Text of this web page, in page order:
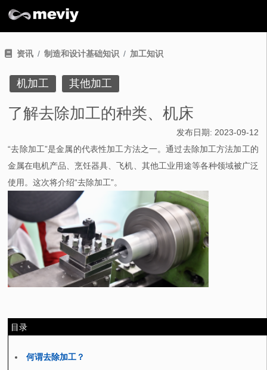
资讯 制造和设计基础知识 加工知识
机加工 其他加工
了解去除加工的种类、机床
发布日期: 2023-09-12
“去除加工”是金属的代表性加工方法之一。通过去除加工方法加工的
金属在电机产品、烹饪器具、飞机、其他工业用途等各种领域被广泛
使用。这次将介绍“去除加工”。
目录
何谓去除加工？